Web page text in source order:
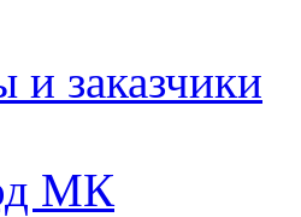
и заказчики
МК